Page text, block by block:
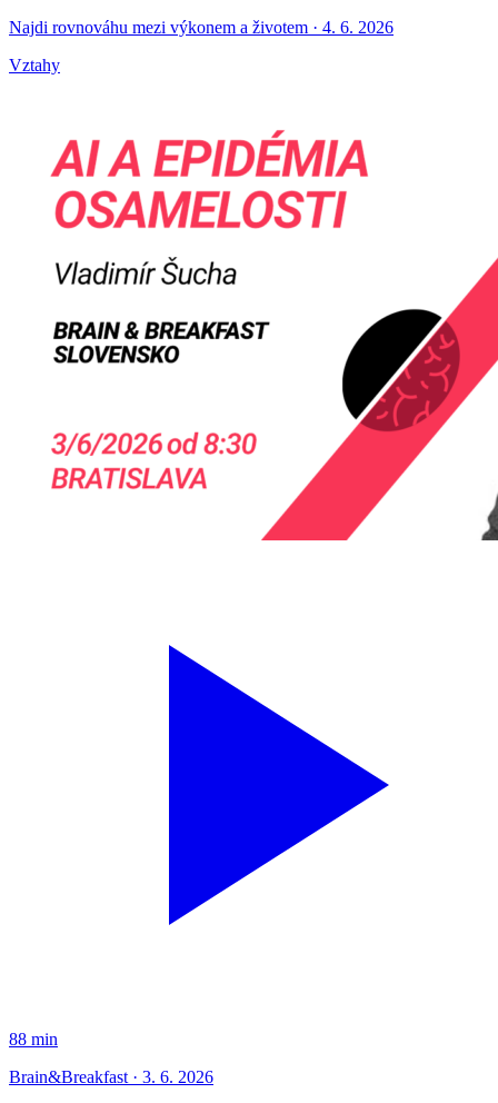
Najdi rovnováhu mezi výkonem a životem · 4. 6. 2026
Vztahy
88 min
Brain&Breakfast · 3. 6. 2026